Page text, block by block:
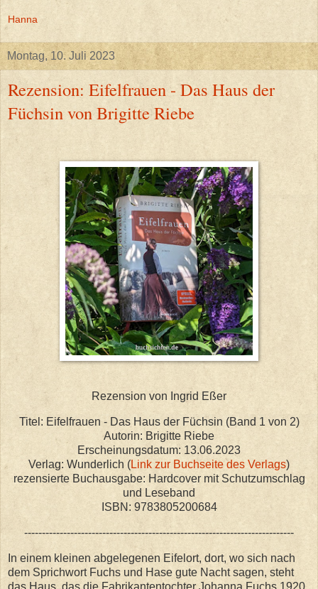
Hanna
Montag, 10. Juli 2023
Rezension: Eifelfrauen - Das Haus der
Füchsin von Brigitte Riebe
Rezension von Ingrid Eßer
Titel: Eifelfrauen - Das Haus der Füchsin (Band 1 von 2)
Autorin: Brigitte Riebe
Erscheinungsdatum: 13.06.2023
Verlag: Wunderlich (Link zur Buchseite des Verlags)
rezensierte Buchausgabe: Hardcover mit Schutzumschlag
und Leseband
ISBN: 9783805200684
----------------------------------------------------------------------------
In einem kleinen abgelegenen Eifelort, dort, wo sich nach
dem Sprichwort Fuchs und Hase gute Nacht sagen, steht
das Haus, das die Fabrikantentochter Johanna Fuchs 1920